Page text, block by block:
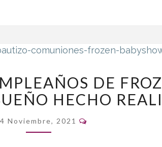
FIESTA
DE
CUMPLEAÑOS
DE
FROZEN
DE
HECHO
4 Noviembre, 2021